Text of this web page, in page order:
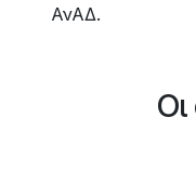
ΑνΑΔ.